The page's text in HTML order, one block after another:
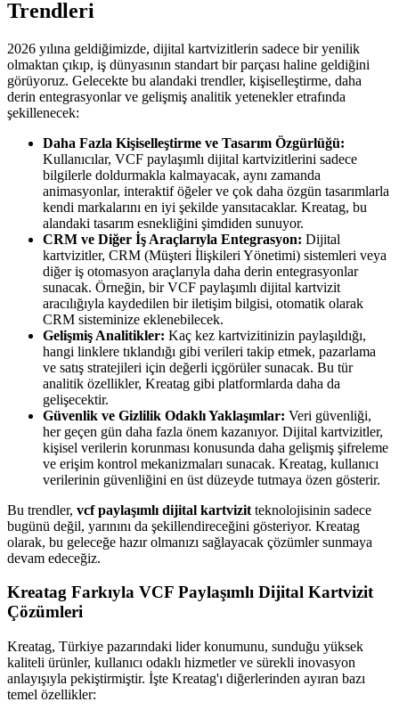
Trendleri
2026 yılına geldiğimizde, dijital kartvizitlerin sadece bir yenilik
olmaktan çıkıp, iş dünyasının standart bir parçası haline geldiğini
görüyoruz. Gelecekte bu alandaki trendler, kişiselleştirme, daha
derin entegrasyonlar ve gelişmiş analitik yetenekler etrafında
şekillenecek:
Daha Fazla Kişiselleştirme ve Tasarım Özgürlüğü:
Kullanıcılar, VCF paylaşımlı dijital kartvizitlerini sadece
bilgilerle doldurmakla kalmayacak, aynı zamanda
animasyonlar, interaktif öğeler ve çok daha özgün tasarımlarla
kendi markalarını en iyi şekilde yansıtacaklar. Kreatag, bu
alandaki tasarım esnekliğini şimdiden sunuyor.
CRM ve Diğer İş Araçlarıyla Entegrasyon: Dijital
kartvizitler, CRM (Müşteri İlişkileri Yönetimi) sistemleri veya
diğer iş otomasyon araçlarıyla daha derin entegrasyonlar
sunacak. Örneğin, bir VCF paylaşımlı dijital kartvizit
aracılığıyla kaydedilen bir iletişim bilgisi, otomatik olarak
CRM sisteminize eklenebilecek.
Gelişmiş Analitikler: Kaç kez kartvizitinizin paylaşıldığı,
hangi linklere tıklandığı gibi verileri takip etmek, pazarlama
ve satış stratejileri için değerli içgörüler sunacak. Bu tür
analitik özellikler, Kreatag gibi platformlarda daha da
gelişecektir.
Güvenlik ve Gizlilik Odaklı Yaklaşımlar: Veri güvenliği,
her geçen gün daha fazla önem kazanıyor. Dijital kartvizitler,
kişisel verilerin korunması konusunda daha gelişmiş şifreleme
ve erişim kontrol mekanizmaları sunacak. Kreatag, kullanıcı
verilerinin güvenliğini en üst düzeyde tutmaya özen gösterir.
Bu trendler, vcf paylaşımlı dijital kartvizit teknolojisinin sadece
bugünü değil, yarınını da şekillendireceğini gösteriyor. Kreatag
olarak, bu geleceğe hazır olmanızı sağlayacak çözümler sunmaya
devam edeceğiz.
Kreatag Farkıyla VCF Paylaşımlı Dijital Kartvizit
Çözümleri
Kreatag, Türkiye pazarındaki lider konumunu, sunduğu yüksek
kaliteli ürünler, kullanıcı odaklı hizmetler ve sürekli inovasyon
anlayışıyla pekiştirmiştir. İşte Kreatag'ı diğerlerinden ayıran bazı
temel özellikler: